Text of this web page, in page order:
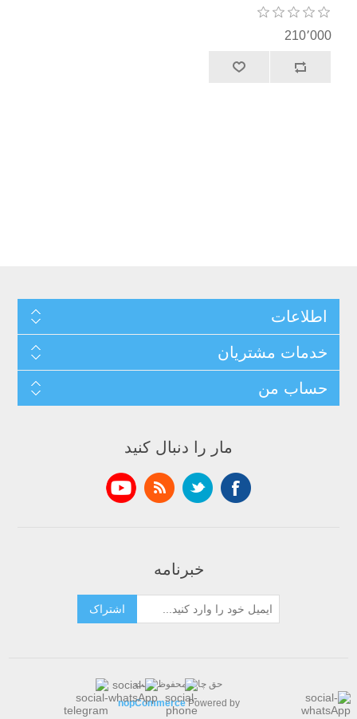
210٬000
اطلاعات
خدمات مشتریان
حساب من
مار را دنبال کنید
خبرنامه
اشتراک
حق چاپ محفوظ است
Powered by
nopCommerce